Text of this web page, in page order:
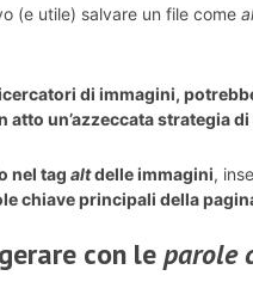
(e utile) salvare un file come
di immagini,
un’azzeccata strategia
nel tag altdelle immagini,
chiave principali della
con leparole